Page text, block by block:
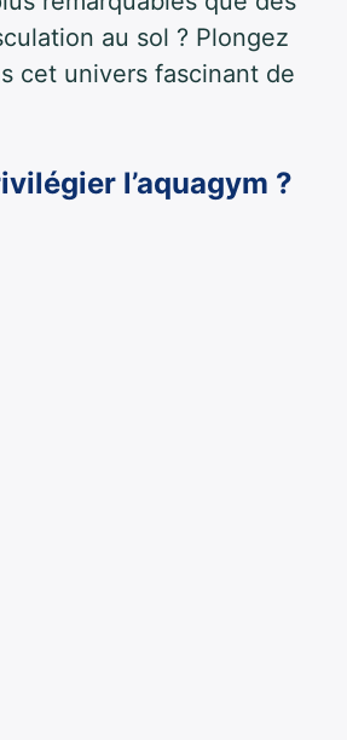
au sol ? Plongez
cet univers fascinant de
l’aquagym ?